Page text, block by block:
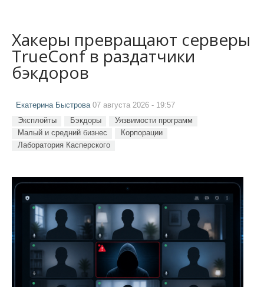
Хакеры превращают серверы
TrueConf в раздатчики
бэкдоров
Екатерина Быстрова07 августа 2026 - 19:57
Эксплойты Бэкдоры
Уязвимости программ
Малый и средний бизнес
Корпорации
Лаборатория Касперского